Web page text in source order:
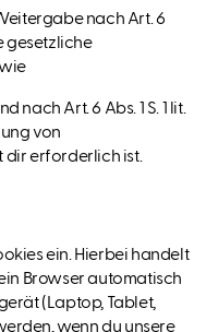
nach Art. 6
gesetzliche
nach Art. 6 Abs. 1 S. 1 lit.
von
dir erforderlich ist.
ein. Hierbei handelt
Browser automatisch
(Laptop, Tablet,
wenn du unsere